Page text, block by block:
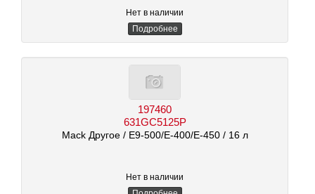
Нет в наличии
Подробнее
197460
631GC5125P
Mack Другое / E9-500/E-400/E-450 / 16 л
Нет в наличии